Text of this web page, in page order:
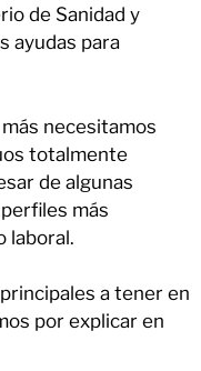
de Sanidad y
ayudas para
necesitamos
totalmente
de algunas
más
laboral.
a tener en
por explicar en